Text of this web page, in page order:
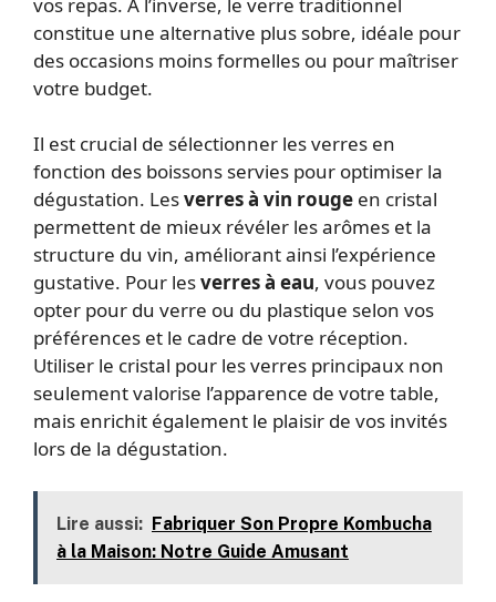
constitue une alternative plus sobre, idéale pour
des occasions moins formelles ou pour maîtriser
votre budget.
Il est crucial de sélectionner les verres en
fonction des boissons servies pour optimiser la
dégustation. Lesverres à vin rouge en cristal
permettent de mieux révéler les arômes et la
structure du vin, améliorant ainsi l’expérience
gustative. Pour lesverres à eau, vous pouvez
opter pour du verre ou du plastique selon vos
préférences et le cadre de votre réception.
Utiliser le cristal pour les verres principaux non
seulement valorise l’apparence de votre table,
mais enrichit également le plaisir de vos invités
lors de la dégustation.
Lire aussi: Fabriquer Son Propre Kombucha
à la Maison: Notre Guide Amusant